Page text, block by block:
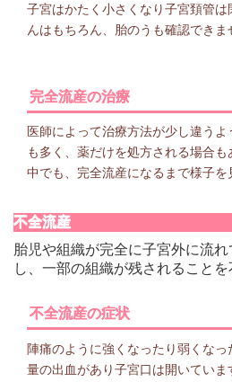
子宮はかたく小さくなり子宮頚管
んはもちろん、胎のうも確認できま
完全流産の治療
医師によって治療方法が少し違う
も多く、薬だけを処方される場合
中でも、完全流産になるまで様子を
不全流産
胎児や組織が完全に子宮外に流
し、一部の組織が残されることを
不全流産の症状
陣痛のように強くなったり弱くな
量の出血があり子宮口は開いていま